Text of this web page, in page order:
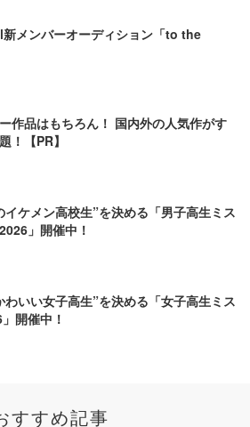
メンバーオーディション「to the
作品はもちろん！ 国内外の人気作がす
！【PR】
イケメン高校生”を決める「男子高生ミス
」開催中！
わいい女子高生”を決める「女子高生ミス
開催中！
すすめ記事